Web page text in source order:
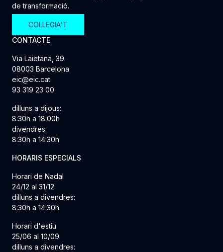
de transformació.
COL·LEGIA'T
CONTACTE
Via Laietana, 39.
08003 Barcelona
eic@eic.cat
93 319 23 00
dilluns a dijous:
8:30h a 18:00h
divendres:
8:30h a 14:30h
HORARIS ESPECIALS
Horari de Nadal
24/12 al 31/12
dilluns a divendres:
8:30h a 14:30h
Horari d'estiu
25/06 al 10/09
dilluns a divendres: